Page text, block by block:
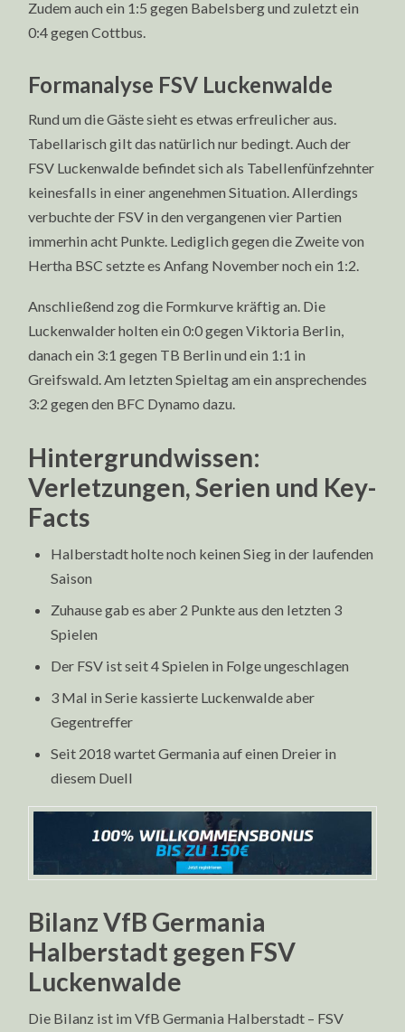
Zudem auch ein 1:5 gegen Babelsberg und zuletzt ein
0:4 gegen Cottbus.
Formanalyse FSV Luckenwalde
Rund um die Gäste sieht es etwas erfreulicher aus.
Tabellarisch gilt das natürlich nur bedingt. Auch der
FSV Luckenwalde befindet sich als Tabellenfünfzehnter
keinesfalls in einer angenehmen Situation. Allerdings
verbuchte der FSV in den vergangenen vier Partien
immerhin acht Punkte. Lediglich gegen die Zweite von
Hertha BSC setzte es Anfang November noch ein 1:2.
Anschließend zog die Formkurve kräftig an. Die
Luckenwalder holten ein 0:0 gegen Viktoria Berlin,
danach ein 3:1 gegen TB Berlin und ein 1:1 in
Greifswald. Am letzten Spieltag am ein ansprechendes
3:2 gegen den BFC Dynamo dazu.
Hintergrundwissen:
Verletzungen, Serien und Key-
Facts
Halberstadt holte noch keinen Sieg in der laufenden
Saison
Zuhause gab es aber 2 Punkte aus den letzten 3
Spielen
Der FSV ist seit 4 Spielen in Folge ungeschlagen
3 Mal in Serie kassierte Luckenwalde aber
Gegentreffer
Seit 2018 wartet Germania auf einen Dreier in
diesem Duell
Bilanz VfB Germania
Halberstadt gegen FSV
Luckenwalde
Die Bilanz ist im VfB Germania Halberstadt – FSV